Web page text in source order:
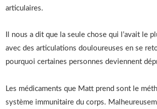
articulaires.
Il nous a dit que la seule chose qui l’avait le
avec des articulations douloureuses en se
pourquoi certaines personnes deviennent
Les médicaments que Matt prend sont le
système immunitaire du corps.